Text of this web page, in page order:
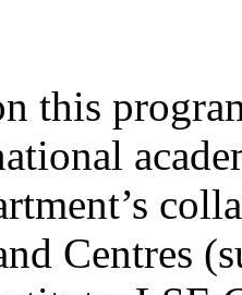
this
Centres